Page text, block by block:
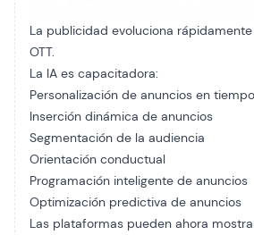
La publicidad evoluciona
OTT.
La IA es capacitadora:
Personalización de anuncios en
Inserción dinámica de anuncios
Segmentación de la audiencia
Orientación conductual
Programación inteligente de anuncios
Optimización predictiva de anuncios
Las plataformas pueden ahora